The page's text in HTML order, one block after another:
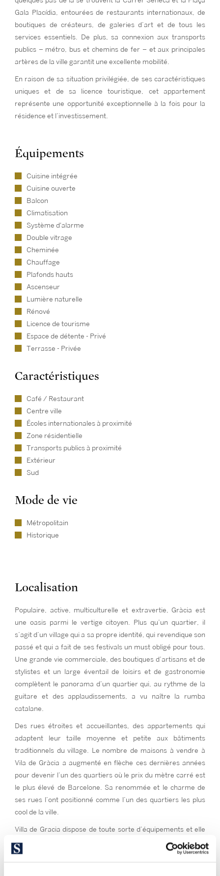
Gala Placídia, entourées de restaurants internationaux, de
boutiques de créateurs, de galeries d’art et de tous les
services essentiels. De plus, sa connexion aux transports
publics – métro, bus et chemins de fer – et aux principales
artères de la ville garantit une excellente mobilité.
En raison de sa situation privilégiée, de ses caractéristiques
uniques et de sa licence touristique, cet appartement
représente une opportunité exceptionnelle à la fois pour la
résidence et l’investissement.
Équipements
Cuisine intégrée
Cuisine ouverte
Balcon
Climatisation
Système d'alarme
Double vitrage
Cheminée
Chauffage
Plafonds hauts
Ascenseur
Lumière naturelle
Rénové
Licence de tourisme
Espace de détente - Privé
Terrasse - Privée
Caractéristiques
Café / Restaurant
Centre ville
Écoles internationales à proximité
Zone résidentielle
Transports publics à proximité
Extérieur
Sud
Mode de vie
Métropolitain
Historique
Localisation
Populaire, active, multiculturelle et extravertie, Gràcia est
une oasis parmi le vertige citoyen. Plus qu’un quartier, il
s’agit d’un village qui a sa propre identité, qui revendique son
passé et qui a fait de ses festivals un must obligé pour tous.
Une grande vie commerciale, des boutiques d’artisans et de
stylistes et un large éventail de loisirs et de gastronomie
complètent le panorama d’un quartier qui, au rythme de la
guitare et des applaudissements, a vu naître la rumba
catalane.
Des rues étroites et accueillantes, des appartements qui
adaptent leur taille moyenne et petite aux bâtiments
traditionnels du village. Le nombre de maisons à vendre à
Vila de Gràcia a augmenté en flèche ces dernières années
pour devenir l’un des quartiers où le prix du mètre carré est
le plus élevé de Barcelone. Sa renommée et le charme de
ses rues l’ont positionné comme l’un des quartiers les plus
cool de la ville.
Villa de Gracia dispose de toute sorte d’équipements et elle
est autosuffisante, avec une vie sociale typiquement
méditerranéenne qui se dégage au fil des rues : avec un